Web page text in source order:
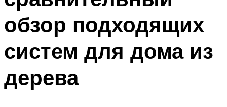
обзор подходящих
систем для дома из
дерева